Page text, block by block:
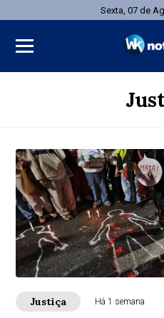
Sexta, 07 de
Justiça Há 1 semana